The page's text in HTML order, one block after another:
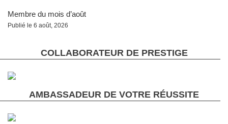
Membre du mois d’août
Publié le 6 août, 2026
COLLABORATEUR DE PRESTIGE
AMBASSADEUR DE VOTRE RÉUSSITE